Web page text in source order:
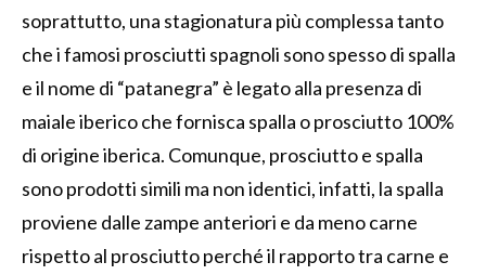
soprattutto, una stagionatura più complessa tanto
che i famosi prosciutti spagnoli sono spesso di spalla
e il nome di “patanegra” è legato alla presenza di
maiale iberico che fornisca spalla o prosciutto 100%
di origine iberica. Comunque, prosciutto e spalla
sono prodotti simili ma non identici, infatti, la spalla
proviene dalle zampe anteriori e da meno carne
rispetto al prosciutto perché il rapporto tra carne e